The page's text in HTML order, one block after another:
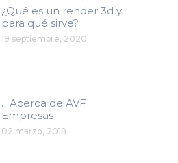
¿Qué es un render 3d y
para qué sirve?
19 septiembre, 2020
…Acerca de AVF
Empresas
02 marzo, 2018